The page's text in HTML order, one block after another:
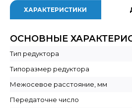
ХАРАКТЕРИСТИКИ
ОСНОВНЫЕ
Тип редуктора
Типоразмер редуктора
Межосевое расстояние, мм
Передаточне число